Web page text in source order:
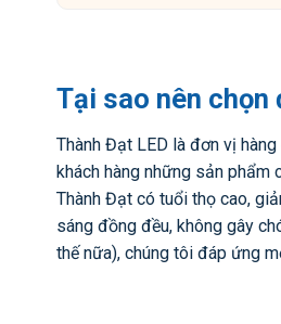
Tại sao nên chọn
Thành Đạt LED là đơn vị
khách hàng những sản phẩm
Thành Đạt có tuổi thọ cao,
sáng đồng đều, không gây
thế nữa), chúng tôi đáp ứng